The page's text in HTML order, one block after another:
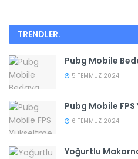
TRENDLER.
Pubg Mobile
5 TEMMUZ 2024
Pubg Mobile FPS
6 TEMMUZ 2024
Yoğurtlu